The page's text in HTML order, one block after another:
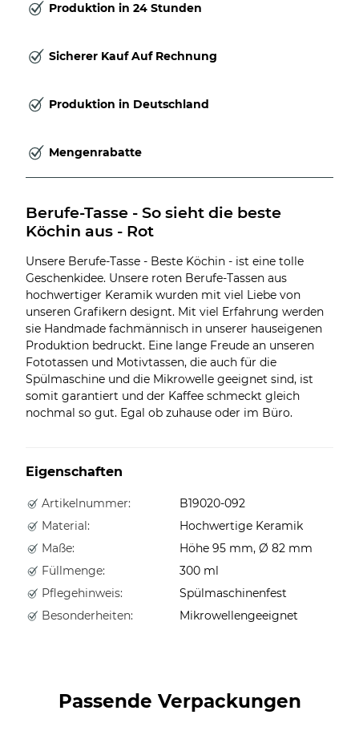
Produktion in 24 Stunden
Sicherer Kauf Auf Rechnung
Produktion in Deutschland
Mengenrabatte
Berufe-Tasse - So sieht die beste
Köchin aus - Rot
Unsere Berufe-Tasse - Beste Köchin - ist eine tolle
Geschenkidee. Unsere roten Berufe-Tassen aus
hochwertiger Keramik wurden mit viel Liebe von
unseren Grafikern designt. Mit viel Erfahrung werden
sie Handmade fachmännisch in unserer hauseigenen
Produktion bedruckt. Eine lange Freude an unseren
Fototassen und Motivtassen, die auch für die
Spülmaschine und die Mikrowelle geeignet sind, ist
somit garantiert und der Kaffee schmeckt gleich
nochmal so gut. Egal ob zuhause oder im Büro.
Eigenschaften
Artikelnummer:
B19020-092
Material:
Hochwertige Keramik
Maße:
Höhe 95 mm, Ø 82 mm
Füllmenge:
300 ml
Pflegehinweis:
Spülmaschinenfest
Besonderheiten:
Mikrowellengeeignet
Passende Verpackungen